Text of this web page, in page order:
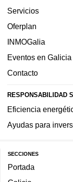
Servicios
Oferplan
INMOGalia
Eventos en Galicia
Contacto
RESPONSABILIDAD
Eficiencia
Ayudas para
SECCIONES
Portada